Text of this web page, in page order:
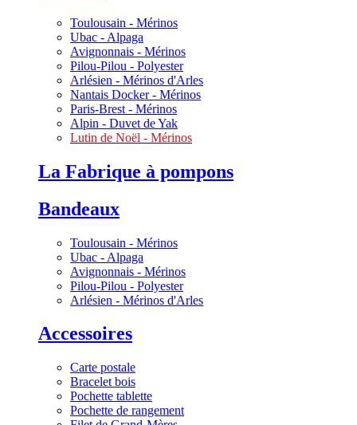
Toulousain - Mérinos
Ubac - Alpaga
Avignonnais - Mérinos
Pilou-Pilou - Polyester
Arlésien - Mérinos d'Arles
Nantais Docker - Mérinos
Paris-Brest - Mérinos
Alpin - Duvet de Yak
Lutin de Noël - Mérinos
La Fabrique à pompons
Bandeaux
Toulousain - Mérinos
Ubac - Alpaga
Avignonnais - Mérinos
Pilou-Pilou - Polyester
Arlésien - Mérinos d'Arles
Accessoires
Carte postale
Bracelet bois
Pochette tablette
Pochette de rangement